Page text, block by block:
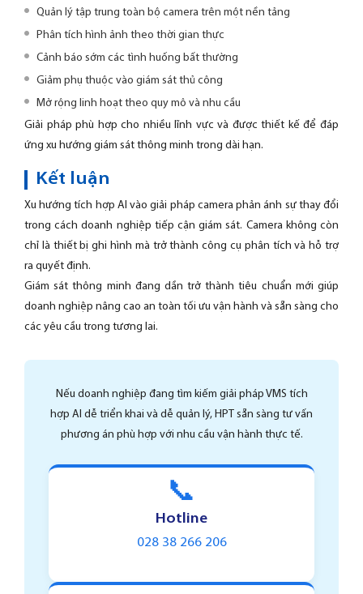
Quản lý tập trung toàn bộ camera trên một nền tảng
Phân tích hình ảnh theo thời gian thực
Cảnh báo sớm các tình huống bất thường
Giảm phụ thuộc vào giám sát thủ công
Mở rộng linh hoạt theo quy mô và nhu cầu
Giải pháp phù hợp cho nhiều lĩnh vực và được thiết kế để đáp
ứng xu hướng giám sát thông minh trong dài hạn.
Kết luận
Xu hướng tích hợp AI vào giải pháp camera phản ánh sự thay đổi
trong cách doanh nghiệp tiếp cận giám sát. Camera không còn
chỉ là thiết bị ghi hình mà trở thành công cụ phân tích và hỗ trợ
ra quyết định.
Giám sát thông minh đang dần trở thành tiêu chuẩn mới giúp
doanh nghiệp nâng cao an toàn tối ưu vận hành và sẵn sàng cho
các yêu cầu trong tương lai.
Nếu doanh nghiệp đang tìm kiếm giải pháp VMS tích
hợp AI dễ triển khai và dễ quản lý, HPT sẵn sàng tư vấn
phương án phù hợp với nhu cầu vận hành thực tế.
📞
Hotline
028 38 266 206